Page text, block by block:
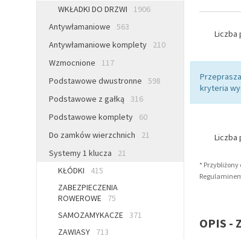
WKŁADKI DO DRZWI
1906
Antywłamaniowe
563
Antywłamaniowe komplety
210
Wzmocnione
117
Podstawowe dwustronne
598
Podstawowe z gałką
316
Podstawowe komplety
60
Do zamków wierzchnich
21
Systemy 1 klucza
21
KŁÓDKI
415
ZABEZPIECZENIA
ROWEROWE
75
SAMOZAMYKACZE
371
ZAWIASY
713
Liczba
kryteria
Liczba
*
OPIS -